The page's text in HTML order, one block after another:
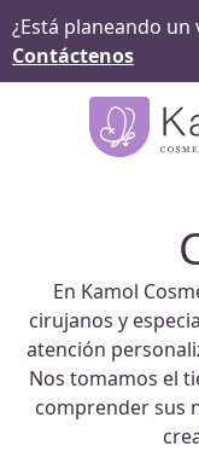
¿Está planeando un
Contáctenos
En Kamol
cirujanos y
atención
Nos tomamos el
comprender sus